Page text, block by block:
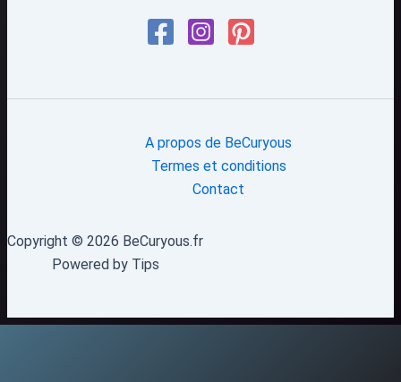
A propos de BeCuryous
Termes et conditions
Contact
Copyright © 2026 BeCuryous.fr
Powered by Tips